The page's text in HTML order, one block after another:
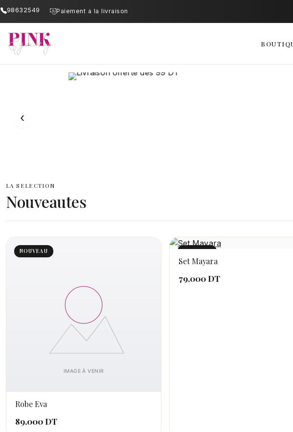
98632549 Paiement a la livraison
PinkAndGrey — Boutique en
‹
LA SELECTION
Nouveautes
NOUVEAU
Robe Eva
89,000 DT
NOUVEAU
Set Mayara
79,000 DT